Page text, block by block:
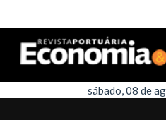
sábado, 08 de